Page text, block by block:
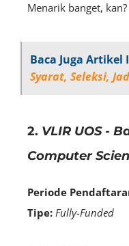
Menarik banget, kan?
Baca Juga Artikel
Syarat, Seleksi,
2. VLIR UOS -
Computer
Periode
Tipe: Fully-Funded